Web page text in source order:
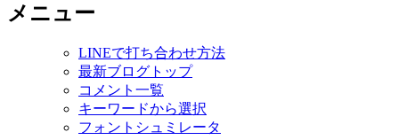
メニュー
LINEで打ち合わせ方法
最新ブログトップ
コメント一覧
キーワードから選択
フォントシュミレータ